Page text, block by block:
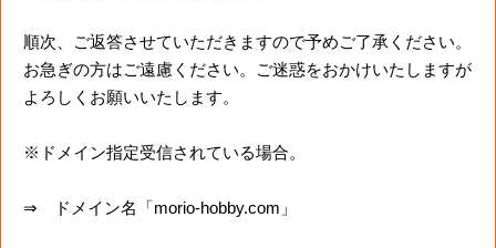
順次、ご返答させていただきますので予めご了承ください。
お急ぎの方はご遠慮ください。ご迷惑をおかけいたしますが
よろしくお願いいたします。
※ドメイン指定受信されている場合。
⇒ ドメイン名「morio-hobby.com」